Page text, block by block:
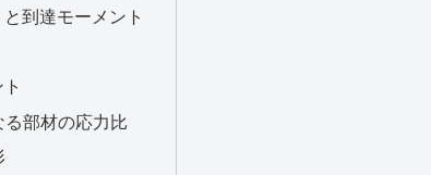
到達モーメント
部材の応力比